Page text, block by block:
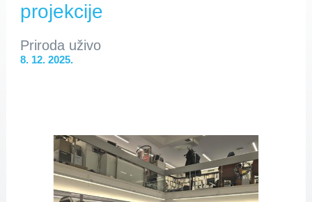
projekcije
Priroda uživo
8. 12. 2025.